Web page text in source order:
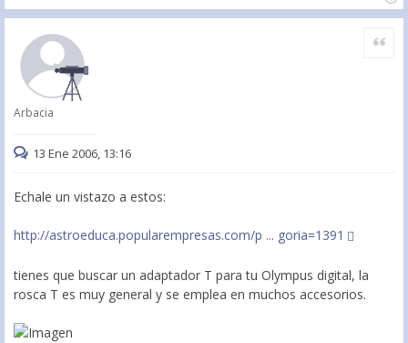
Arbacia
Citar
13 Ene 2006, 13:16
Echale un vistazo a estos:
http://astroeduca.popularempresas.com/p ... goria=1391
tienes que buscar un adaptador T para tu Olympus digital, la
rosca T es muy general y se emplea en muchos accesorios.